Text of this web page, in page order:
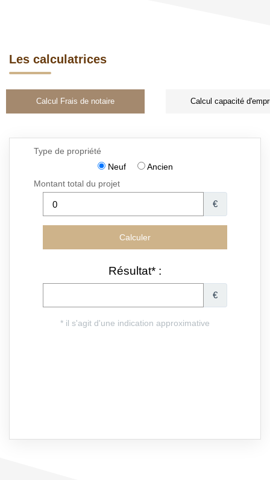
Les calculatrices
Calcul Frais de notaire Calcul capacité